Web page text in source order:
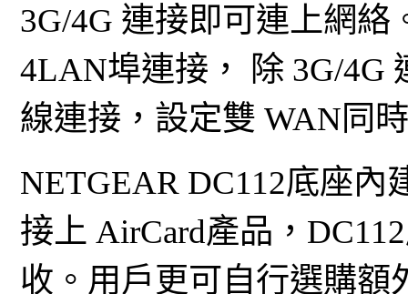
3G/4G 連接即可連上網絡
4LAN埠連接， 除 3G/4G
線連接，設定雙 WAN同
NETGEAR DC112底座內
接上 AirCard產品，
收。用戶更可自行選購額